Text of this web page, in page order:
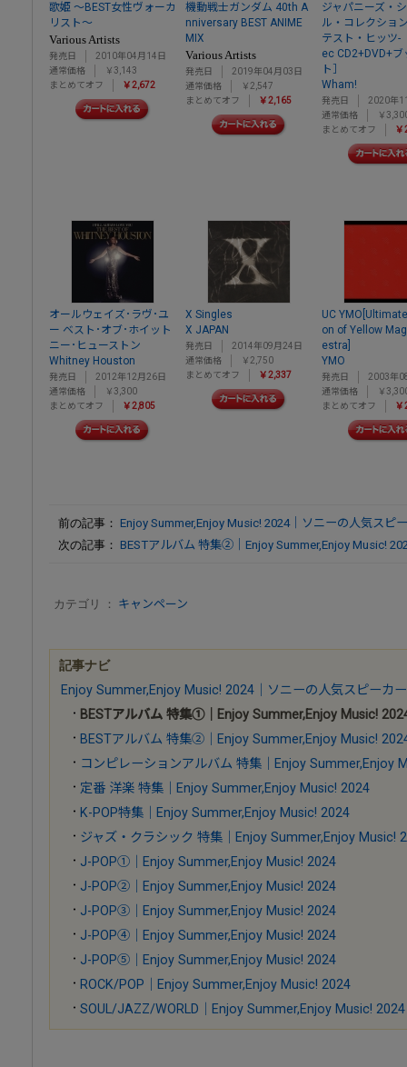
歌姫 ～BEST女性ヴォーカ
リスト～
Various Artists
発売日
2010年04月14日
通常価格
￥3,143
まとめてオフ
￥2,672
機動戦士ガンダム 40th A
nniversary BEST ANIME
MIX
Various Artists
発売日
2019年04月03日
通常価格
￥2,547
まとめてオフ
￥2,165
ジャパニーズ・
ル・コレクショ
テスト・ヒッツ-
ec CD2+DVD+ブ
ト］
Wham!
発売日
2020年
通常価格
￥
まとめてオフ
オールウェイズ･ラヴ･ユ
ー ベスト･オブ･ホイット
ニー･ヒューストン
Whitney Houston
発売日
2012年12月26日
通常価格
￥3,300
まとめてオフ
￥2,805
X Singles
X JAPAN
発売日
2014年09月24日
通常価格
￥2,750
まとめてオフ
￥2,337
UC
on of Yellow
estra]
YMO
発売日
2003年
通常価格
￥
まとめてオフ
￥
前の記事： Enjoy Summer,Enjoy Music! 2024｜ソニーの人気スピ
次の記事： BESTアルバム 特集②｜Enjoy Summer,Enjoy Music!
カテゴリ ： キャンペーン
記事ナビ
Enjoy Summer,Enjoy Music! 2024｜ソニーの人気スピーカ
BESTアルバム 特集①｜Enjoy Summer,Enjoy Music!
BESTアルバム 特集②｜Enjoy Summer,Enjoy Music!
コンピレーションアルバム 特集｜Enjoy Summer,Enjoy
定番 洋楽 特集｜Enjoy Summer,Enjoy Music! 2024
K-POP特集｜Enjoy Summer,Enjoy Music! 2024
ジャズ・クラシック 特集｜Enjoy Summer,Enjoy Music!
J-POP①｜Enjoy Summer,Enjoy Music! 2024
J-POP②｜Enjoy Summer,Enjoy Music! 2024
J-POP③｜Enjoy Summer,Enjoy Music! 2024
J-POP④｜Enjoy Summer,Enjoy Music! 2024
J-POP⑤｜Enjoy Summer,Enjoy Music! 2024
ROCK/POP｜Enjoy Summer,Enjoy Music! 2024
SOUL/JAZZ/WORLD｜Enjoy Summer,Enjoy Music! 2024